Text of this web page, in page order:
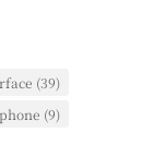
(39)
(9)